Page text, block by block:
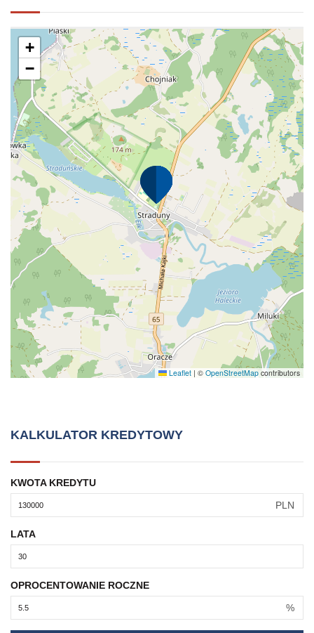
+
−
Leaflet | © OpenStreetMap contributors
KALKULATOR KREDYTOWY
KWOTA KREDYTU
PLN
LATA
OPROCENTOWANIE ROCZNE
%